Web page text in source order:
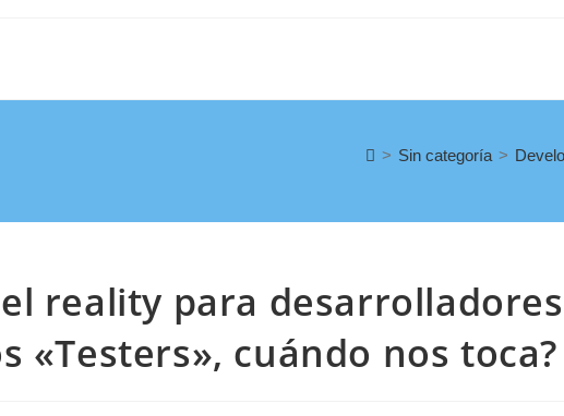
> Sin categoría >
reality para
«Testers», cuándo nos toca?